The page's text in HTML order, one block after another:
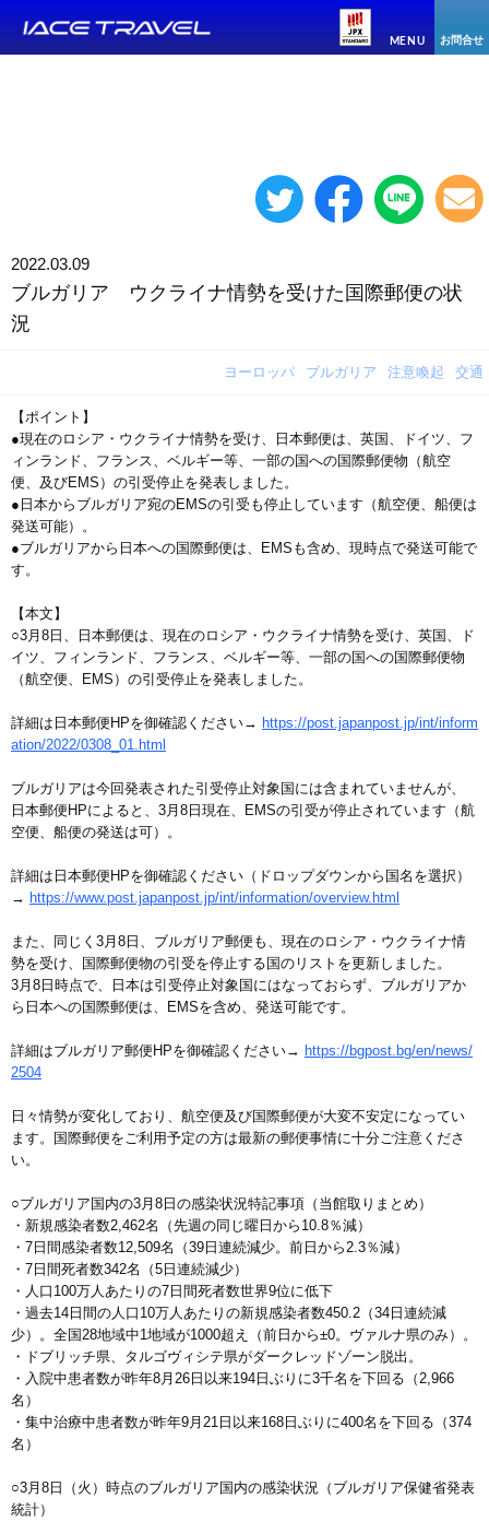
MENU お問合せ
2022.03.09
ブルガリア ウクライナ情勢を受けた国際郵便の状
況
ヨーロッパ ブルガリア 注意喚起 交通
【ポイント】
●現在のロシア・ウクライナ情勢を受け、日本郵便は、英国、ドイツ、フ
ィンランド、フランス、ベルギー等、一部の国への国際郵便物（航空
便、及びEMS）の引受停止を発表しました。
●日本からブルガリア宛のEMSの引受も停止しています（航空便、船便は
発送可能）。
●ブルガリアから日本への国際郵便は、EMSも含め、現時点で発送可能で
す。
【本文】
○3月8日、日本郵便は、現在のロシア・ウクライナ情勢を受け、英国、ド
イツ、フィンランド、フランス、ベルギー等、一部の国への国際郵便物
（航空便、EMS）の引受停止を発表しました。
詳細は日本郵便HPを御確認ください→ https://post.japanpost.jp/int/inform
ation/2022/0308_01.html
ブルガリアは今回発表された引受停止対象国には含まれていませんが、
日本郵便HPによると、3月8日現在、EMSの引受が停止されています（航
空便、船便の発送は可）。
詳細は日本郵便HPを御確認ください（ドロップダウンから国名を選択）
→ https://www.post.japanpost.jp/int/information/overview.html
また、同じく3月8日、ブルガリア郵便も、現在のロシア・ウクライナ情
勢を受け、国際郵便物の引受を停止する国のリストを更新しました。
3月8日時点で、日本は引受停止対象国にはなっておらず、ブルガリアか
ら日本への国際郵便は、EMSを含め、発送可能です。
詳細はブルガリア郵便HPを御確認ください→ https://bgpost.bg/en/news/
2504
日々情勢が変化しており、航空便及び国際郵便が大変不安定になってい
ます。国際郵便をご利用予定の方は最新の郵便事情に十分ご注意くださ
い。
○ブルガリア国内の3月8日の感染状況特記事項（当館取りまとめ）
・新規感染者数2,462名（先週の同じ曜日から10.8％減）
・7日間感染者数12,509名（39日連続減少。前日から2.3％減）
・7日間死者数342名（5日連続減少）
・人口100万人あたりの7日間死者数世界9位に低下
・過去14日間の人口10万人あたりの新規感染者数450.2（34日連続減
少）。全国28地域中1地域が1000超え（前日から±0。ヴァルナ県のみ）。
・ドブリッチ県、タルゴヴィシテ県がダークレッドゾーン脱出。
・入院中患者数が昨年8月26日以来194日ぶりに3千名を下回る（2,966
名）
・集中治療中患者数が昨年9月21日以来168日ぶりに400名を下回る（374
名）
○3月8日（火）時点のブルガリア国内の感染状況（ブルガリア保健省発表
統計）